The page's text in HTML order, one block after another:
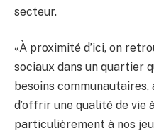
secteur.
«À proximité d’ici, on
sociaux dans un quartier
besoins
d’offrir une qualité de vie
particulièrement à nos